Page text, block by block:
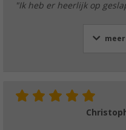
"Ik heb er heerlijk op